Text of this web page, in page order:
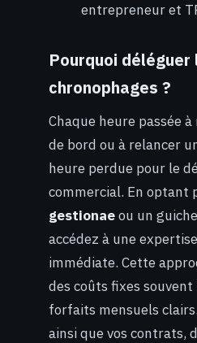
entrepreneur et
Pourquoi déléguer
chronophages ?
Chaque heure passée
de bord ou à relancer
heure perdue pour le
commercial. En optant
gestionaeou un
accédez à une
immédiate. Cette
des coûts fixes
forfaits mensuels
ainsi que vos contrats,